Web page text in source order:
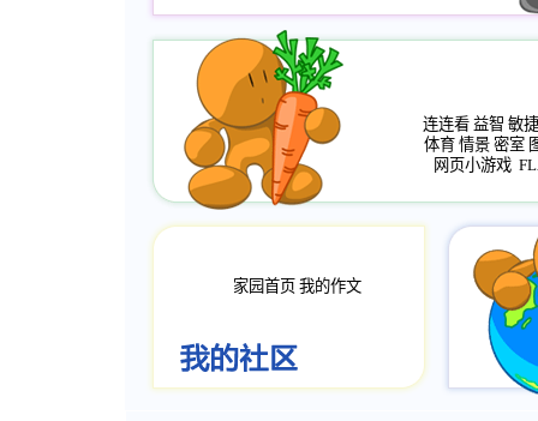
连连看 益智 敏捷
体育 情景 密室
网页小游戏
家园首页 我的作文